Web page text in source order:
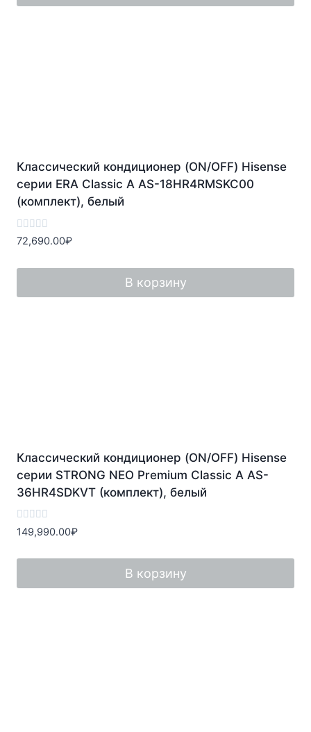
Классический кондиционер (ON/OFF) Hisense
серии ERA Classic A AS-18HR4RMSKC00
(комплект), белый
Оценка
0
5
72,690.00₽
В корзину
Классический кондиционер (ON/OFF) Hisense
серии STRONG NEO Premium Classic A AS-
36HR4SDKVT (комплект), белый
Оценка
0
5
149,990.00₽
В корзину